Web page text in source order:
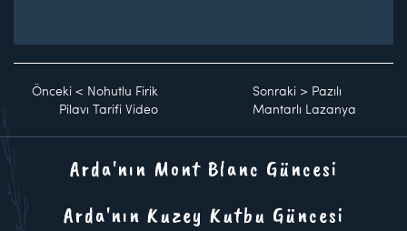
Önceki < Nohutlu Firik
Pilavı Tarifi Video
Sonraki > Pazılı
Mantarlı Lazanya
Arda'nın Mont Blanc Güncesi
Arda'nın Kuzey Kutbu Güncesi